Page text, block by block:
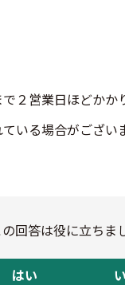
２営業日ほどかか
いる場合がござい
の回答は役に立ちま
はい